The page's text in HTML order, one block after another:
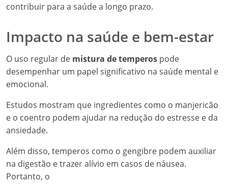
contribuir para a saúde a longo prazo.
Impacto na saúde e bem-estar
O uso regular de mistura de temperos pode
desempenhar um papel significativo na saúde mental e
emocional.
Estudos mostram que ingredientes como o manjericão
e o coentro podem ajudar na redução do estresse e da
ansiedade.
Além disso, temperos como o gengibre podem auxiliar
na digestão e trazer alívio em casos de náusea.
Portanto, o